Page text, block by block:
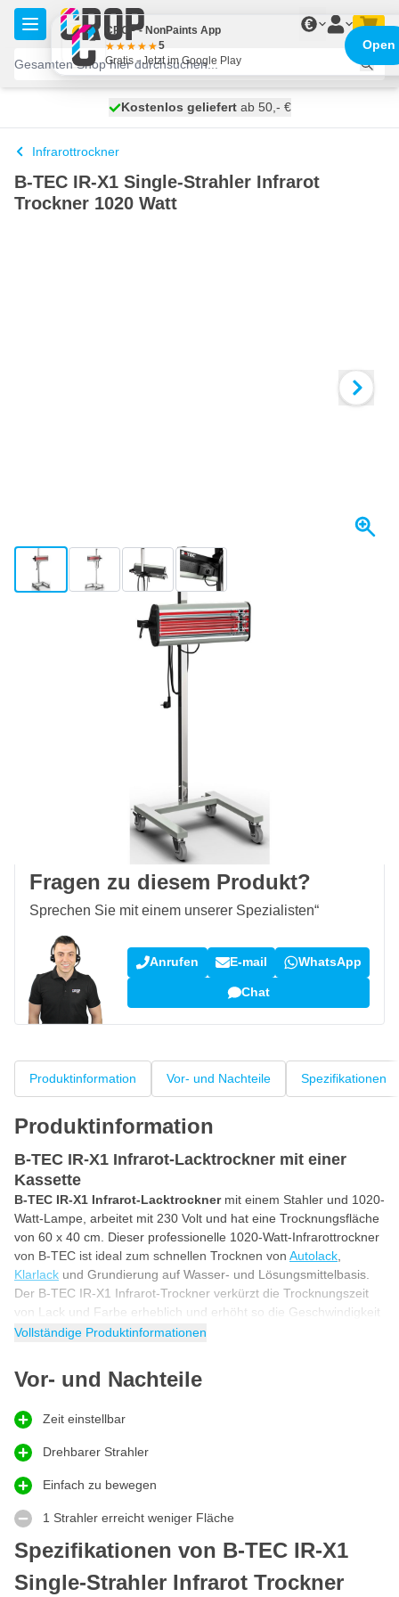
Zum Inhalt springen
€
morgen versendet
Kostenlos geliefertab 50,- €
100 Tage
Infrarottrockner
B-TEC IR-X1 Single-Strahler Infrarot
Trockner 1020 Watt
View larger imageView larger imageView larger imageView larger image
Morgen versendet
inkl. MwSt
ab 50,- €
Rückgaberecht
Kundenrezensionen: 4,58/5 (7.078 Bewertungen)
Fragen zu diesem Produkt?
Sprechen Sie mit einem unserer Spezialisten“
Anrufen E-mail WhatsApp
Chat
Produktinformation Vor- und Nachteile Spezifikationen
Produktinformation
B-TEC IR-X1 Infrarot-Lacktrockner mit einer
Kassette
B-TEC IR-X1 Infrarot-Lacktrocknermit einem Stahler und 1020-
Watt-Lampe, arbeitet mit 230 Volt und hat eine Trocknungsfläche
von 60 x 40 cm. Dieser professionelle 1020-Watt-Infrarottrockner
von B-TEC ist ideal zum schnellen Trocknen von Autolack,
Klarlack und Grundierung auf Wasser- und Lösungsmittelbasis.
Der B-TEC IR-X1 Infrarot-Trockner verkürzt die Trocknungszeit
von Lack und Farbe erheblich und erhöht so die Geschwindigkeit
und Produktivität in der Werkstatt!
Infrarot-Lacktrockner von B-TEC
Klarlacke schneller zu trocknen. Dieser Infrarot-Lacktrockner hat
eine 1020-Watt-Lampe und 1 Kassette, die Sie drehen können,
um so die beste Einstellung zu erhalten. Dank des 10 Meter
langen Stromkabels und der Rollen lässt sich der IR-Trockner
leicht um das Auto bewegen.
Leicht zu bewegen
Dieser Infrarottrockner von B-TEC ist dank der hochwertigen
Rollen leicht zu bewegen. Der IR-Trockner hat ein langes
Netzkabel von 10 Metern, sodass Sie den Lacktrockner überall in
Vollständige Produktinformationen
Vor- und Nachteile
Zeit einstellbar
Drehbarer Strahler
Einfach zu bewegen
1 Strahler erreicht weniger Fläche
Spezifikationen von B-TEC IR-X1
Single-Strahler Infrarot Trockner
CROP - NonPaints App
5
Gratis - Jetzt im Google Play
Open